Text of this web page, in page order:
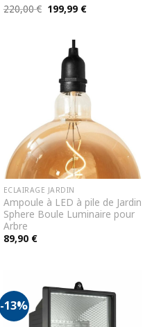
220,00€ Le
prix
220,00 €.
199,99 €Le
prix
ECLAIRAGE JARDIN
Ampoule à LED à pile de Jardin
Sphere Boule Luminaire pour
Arbre
89,90 €
-13%